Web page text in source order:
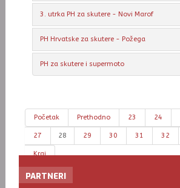
3. utrka PH za skutere - Novi Marof
PH Hrvatske za skutere - Požega
PH za skutere i supermoto
Početak Prethodno 23 24
27 28 29 30 31 32
Kraj
PARTNERI